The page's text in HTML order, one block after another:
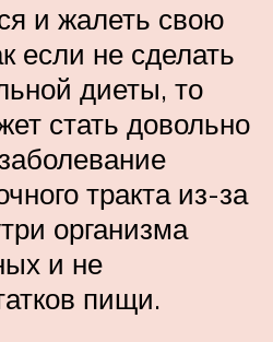
и жалеть свою
если не сделать
диеты, то
стать довольно
тракта из-за
организма
и не
пищи.